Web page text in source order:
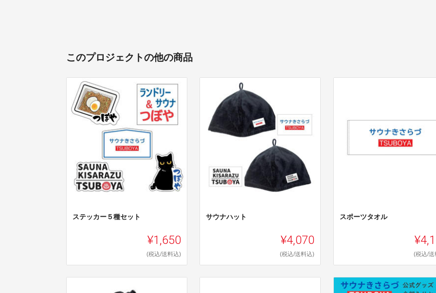
このプロジェクトの他の商品
ステッカー５種セット
¥1,650
(税込/送料込)
サウナハット
¥4,070
(税込/送料込)
スポーツタオル
(税込/送